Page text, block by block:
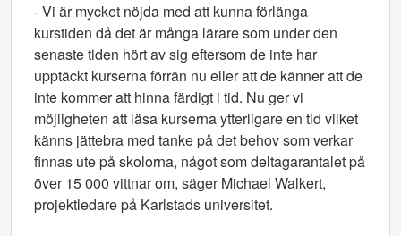
- Vi är mycket nöjda med att kunna förlänga
kurstiden då det är många lärare som under den
senaste tiden hört av sig eftersom de inte har
upptäckt kurserna förrän nu eller att de känner att de
inte kommer att hinna färdigt i tid. Nu ger vi
möjligheten att läsa kurserna ytterligare en tid vilket
känns jättebra med tanke på det behov som verkar
finnas ute på skolorna, något som deltagarantalet på
över 15 000 vittnar om, säger Michael Walkert,
projektledare på Karlstads universitet.